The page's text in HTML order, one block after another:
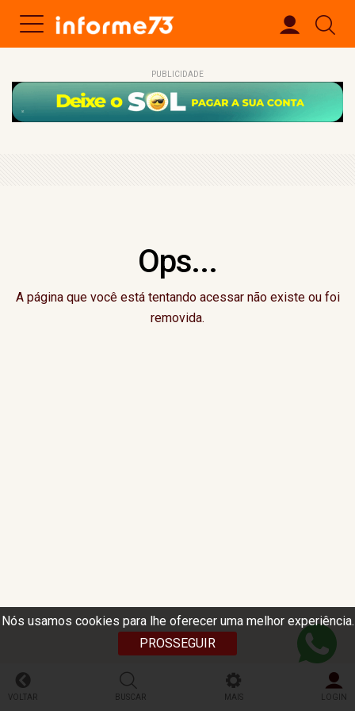
Nós usamos cookies para lhe oferecer uma melhor experiência.
PROSSEGUIR
PUBLICIDADE
Ops...
A página que você está tentando acessar não existe ou foi
removida.
VOLTAR BUSCAR MAIS LOGIN